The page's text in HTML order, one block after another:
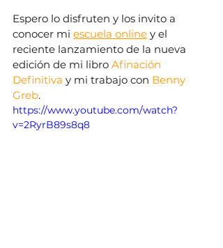
Espero lo disfruten y los invito a
conocer mi escuela online y el
reciente lanzamiento de la nueva
edición de mi libro Afinación
Definitiva y mi trabajo con Benny
Greb.
https://www.youtube.com/watch?
v=2RyrB89s8q8